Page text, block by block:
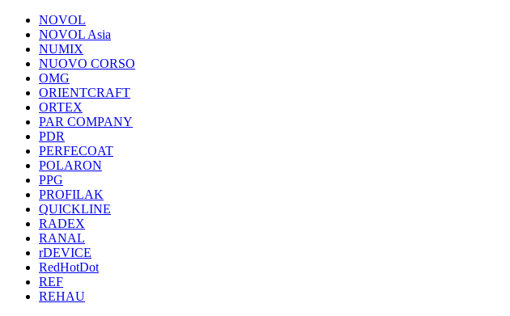
NOVOL
NOVOL Asia
NUMIX
NUOVO CORSO
OMG
ORIENTCRAFT
ORTEX
PAR COMPANY
PDR
PERFECOAT
POLARON
PPG
PROFILAK
QUICKLINE
RADEX
RANAL
rDEVICE
RedHotDot
REF
REHAU